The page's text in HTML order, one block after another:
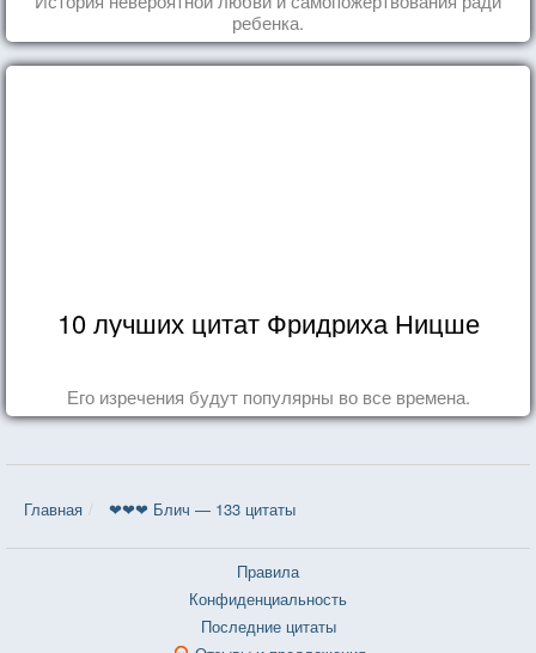
ребенка.
10 лучших цитат Фридриха Ницше
Его изречения будут популярны во все времена.
Главная ❤❤❤ Блич — 133 цитаты
Правила
Конфиденциальность
Последние цитаты